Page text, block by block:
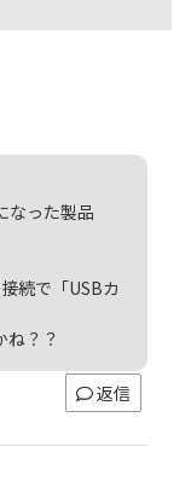
なった製品
続で「USBカ
？？
返信